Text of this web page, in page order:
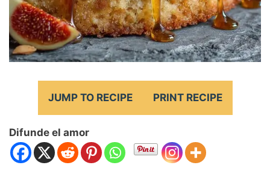
JUMP TO RECIPE PRINT RECIPE
Difunde el amor